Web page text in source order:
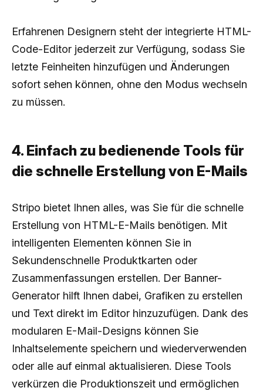
Erfahrenen Designern steht der integrierte HTML-
Code-Editor jederzeit zur Verfügung, sodass Sie
letzte Feinheiten hinzufügen und Änderungen
sofort sehen können, ohne den Modus wechseln
zu müssen.
4. Einfach zu bedienende Tools für
die schnelle Erstellung von E-Mails
Stripo bietet Ihnen alles, was Sie für die schnelle
Erstellung von HTML-E-Mails benötigen. Mit
intelligenten Elementen können Sie in
Sekundenschnelle Produktkarten oder
Zusammenfassungen erstellen. Der Banner-
Generator hilft Ihnen dabei, Grafiken zu erstellen
und Text direkt im Editor hinzuzufügen. Dank des
modularen E-Mail-Designs können Sie
Inhaltselemente speichern und wiederverwenden
oder alle auf einmal aktualisieren. Diese Tools
verkürzen die Produktionszeit und ermöglichen